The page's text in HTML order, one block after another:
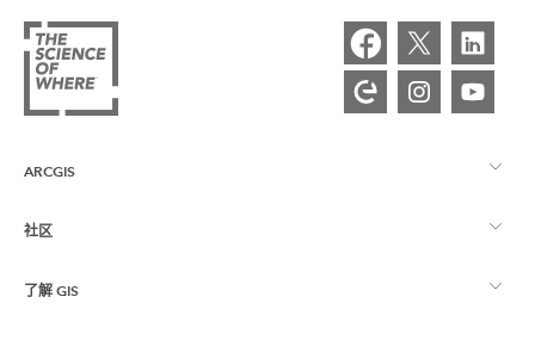
ARCGIS
ArcGIS 概览
制图
社区
Esri 社区
了解 GIS